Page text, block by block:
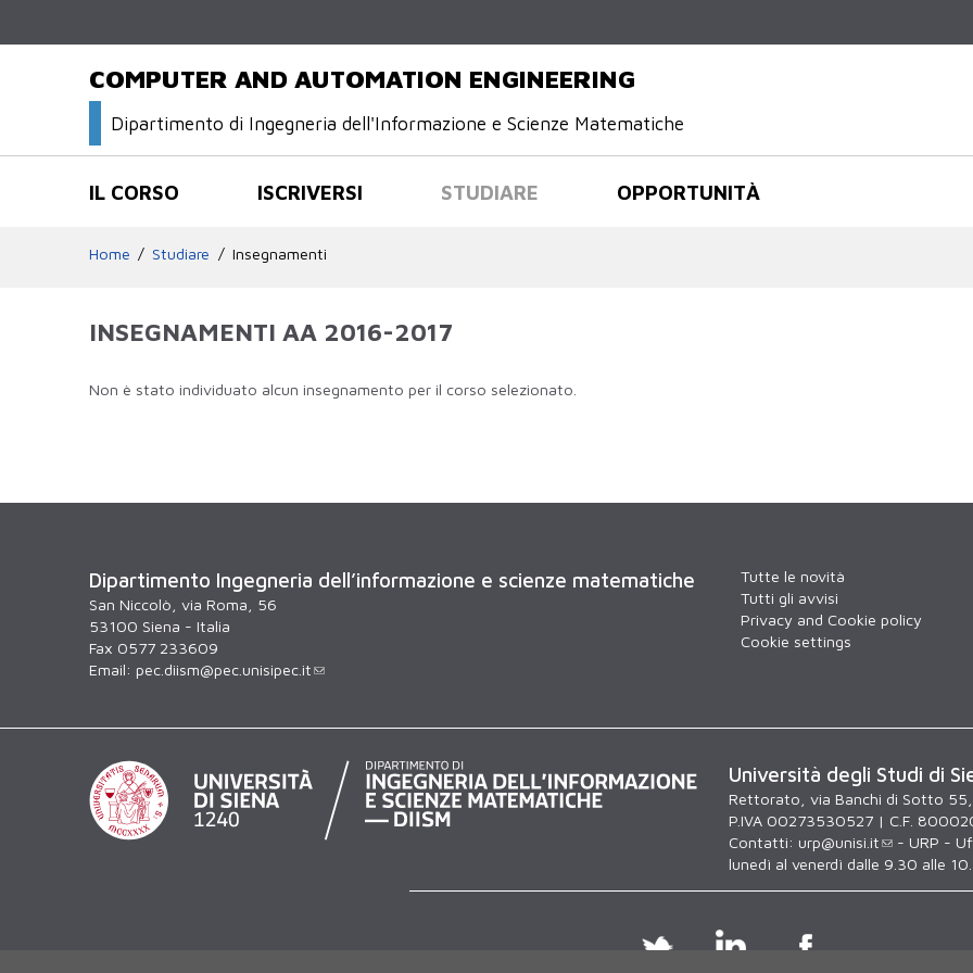
COMPUTER AND AUTOMATION ENGINEERING
Dipartimento di Ingegneria dell'Informazione e Scienze Matematiche
IL CORSO ISCRIVERSI STUDIARE OPPORTUNITÀ
Home Studiare Insegnamenti
INSEGNAMENTI AA 2016-2017
Non è stato individuato alcun insegnamento per il corso selezionato.
Dipartimento Ingegneria dell’informazione e scienze matematiche
San Niccolò, via Roma, 56
53100 Siena - Italia
Fax 0577 233609
Email: pec.diism@pec.unisipec.it
Tutte le novità
Tutti gli avvisi
Privacy and Cookie policy
Cookie settings
Università degli Studi di
Rettorato, via Banchi di Sotto 55,
P.IVA 00273530527 | C.F.
Contatti: urp@unisi.it
- URP -
lunedì al venerdì dalle 9.30 alle